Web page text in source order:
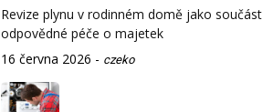
Revize plynu v rodinném domě jako součást
odpovědné péče o majetek
16 června 2026 - czeko